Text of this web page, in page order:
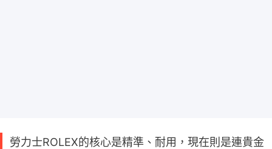
勞力士ROLEX的核心是精準、耐用，現在則是連貴金